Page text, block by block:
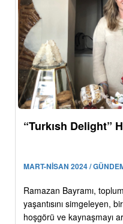
“Turkısh Delight”
MART-NİSAN 2024 /
Ramazan Bayramı,
yaşantısını simgeleyen,
hoşgörü ve kaynaşmayı